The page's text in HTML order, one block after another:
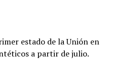
estado de la Unión en
a partir de julio.